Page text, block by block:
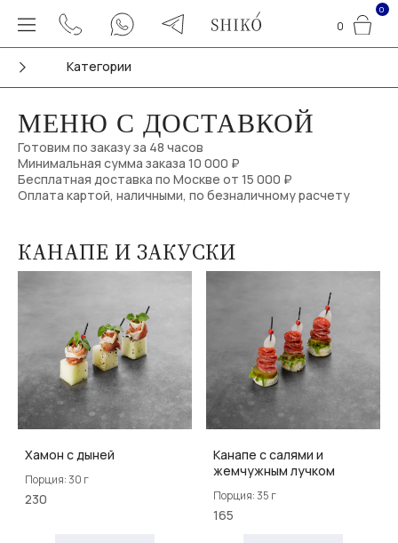
0
0
Категории
МЕНЮ С ДОСТАВКОЙ
Готовим по заказу за 48 часов
Минимальная сумма заказа 10 000 ₽
Бесплатная доставка по Москве от 15 000 ₽
Оплата картой, наличными, по безналичному расчету
КАНАПЕ И ЗАКУСКИ
Хамон с дыней
Порция: 30 г
230
Канапе с салями и
жемчужным лучком
Порция: 35 г
165